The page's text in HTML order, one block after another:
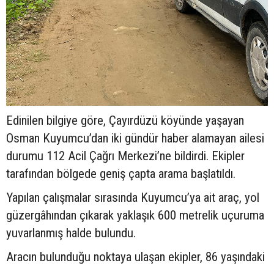
Edinilen bilgiye göre, Çayırdüzü köyünde yaşayan
Osman Kuyumcu’dan iki gündür haber alamayan ailesi
durumu 112 Acil Çağrı Merkezi’ne bildirdi. Ekipler
tarafından bölgede geniş çapta arama başlatıldı.
Yapılan çalışmalar sırasında Kuyumcu’ya ait araç, yol
güzergâhından çıkarak yaklaşık 600 metrelik uçuruma
yuvarlanmış halde bulundu.
Aracın bulunduğu noktaya ulaşan ekipler, 86 yaşındaki